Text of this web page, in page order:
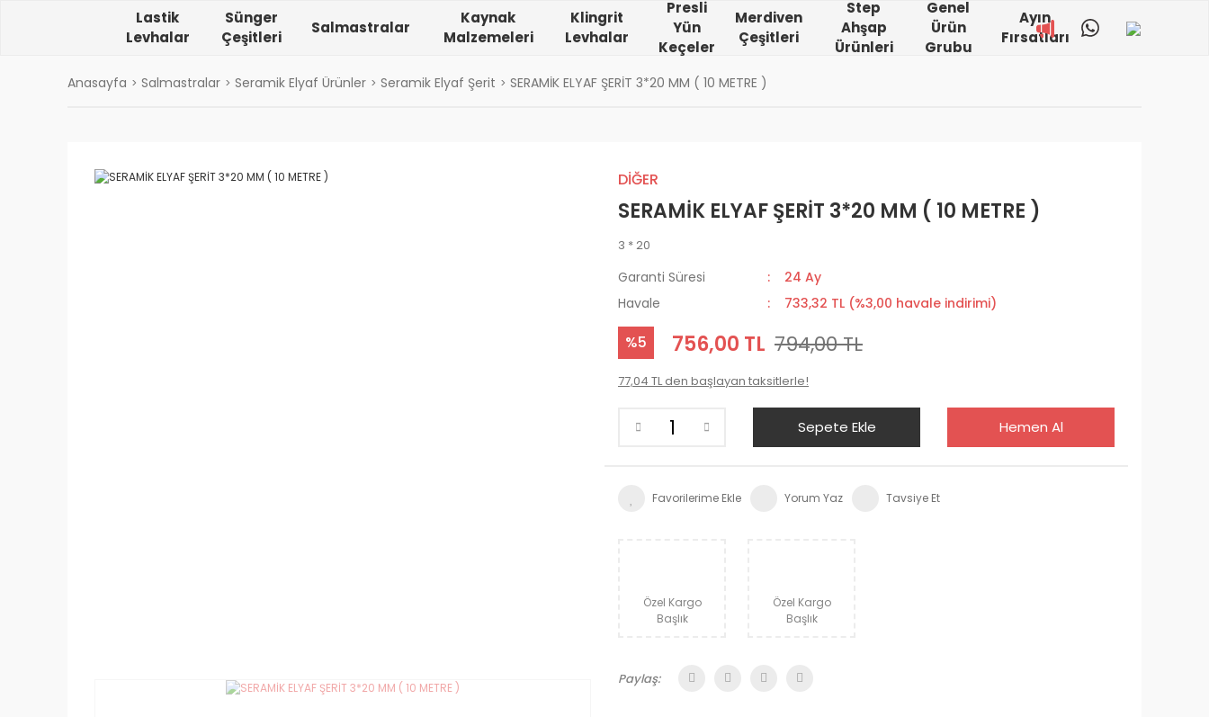
Lastik
Levhalar
Sünger
Çeşitleri
Salmastralar
Kaynak
Malzemeleri
Klingrit
Levhalar
Presli
Yün
Keçeler
Merdiven
Çeşitleri
Step
Ahşap
Ürünleri
Genel
Ürün
Grubu
Ayın
Fırsatları
Anasayfa Salmastralar Seramik Elyaf Ürünler Seramik Elyaf Şerit SERAMİK ELYAF ŞERİT 3*20 MM ( 10 METRE )
DİĞER
SERAMİK ELYAF ŞERİT 3*20 MM ( 10 METRE )
3 * 20
Garanti Süresi
24 Ay
Havale
733,32 TL (%3,00 havale indirimi)
%5 756,00 TL 794,00 TL
77,04 TL den başlayan taksitlerle!
Sepete Ekle Hemen Al
Yorum Yaz Tavsiye Et
Özel Kargo
Başlık
Özel Kargo
Başlık
Paylaş: